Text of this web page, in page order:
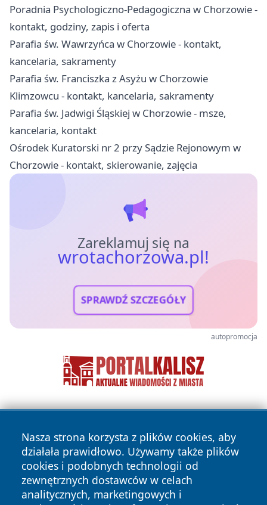
Poradnia Psychologiczno-Pedagogiczna w Chorzowie -
kontakt, godziny, zapis i oferta
Parafia św. Wawrzyńca w Chorzowie - kontakt,
kancelaria, sakramenty
Parafia św. Franciszka z Asyżu w Chorzowie
Klimzowcu - kontakt, kancelaria, sakramenty
Parafia św. Jadwigi Śląskiej w Chorzowie - msze,
kancelaria, kontakt
Ośrodek Kuratorski nr 2 przy Sądzie Rejonowym w
Chorzowie - kontakt, skierowanie, zajęcia
Zareklamuj się na
wrotachorzowa.pl!
SPRAWDŹ SZCZEGÓŁY
autopromocja
Nasza strona korzysta z plików cookies, aby
działała prawidłowo. Używamy także plików
cookies i podobnych technologii od
zewnętrznych dostawców w celach
analitycznych, marketingowych i
Copyright © 2026 wrotachorzowa.pl Wszystkie prawa
zastrzeżone.